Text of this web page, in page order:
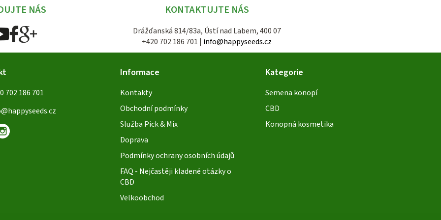
NÁS KONTAKTUJTE NÁS
Drážďanská 814/83a, Ústí nad Labem, 400 07
+420 702 186 701 | info@happyseeds.cz
@happyseeds.cz
702 186 701
Informace
Kontakty
Obchodní podmínky
Služba Pick & Mix
Doprava
Podmínky ochrany osobních údajů
FAQ - Nejčastěji kladené otázky o
CBD
Velkoobchod
Kategorie
Semena konopí
CBD
Konopná kosmetika